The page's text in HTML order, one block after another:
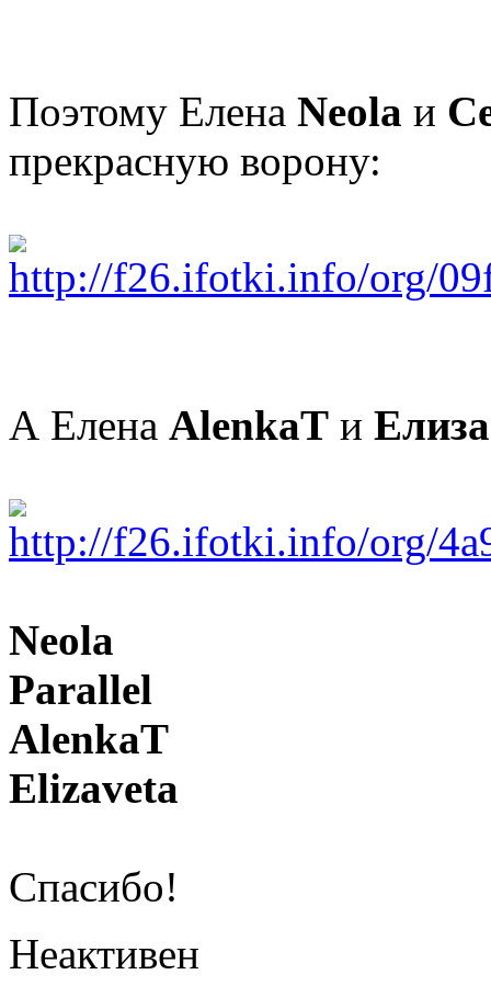
Поэтому Елена Neola и
прекрасную ворону:
А Елена AlenkaT и
Neola
Parallel
AlenkaT
Elizaveta
Спасибо!
Неактивен